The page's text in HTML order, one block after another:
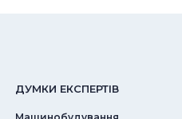
ДУМКИ ЕКСПЕРТIВ